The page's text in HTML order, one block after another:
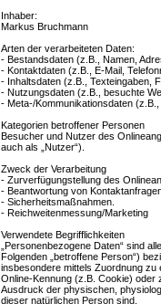
Inhaber:
Markus Bruchmann
Arten der verarbeiteten Daten:
- Bestandsdaten (z.B., Namen,
- Kontaktdaten (z.B., E-Mail,
- Inhaltsdaten (z.B., Texteingaben,
- Nutzungsdaten (z.B., besuchte
- Meta-/Kommunikationsdaten
Kategorien betroffener Personen
Besucher und Nutzer des
auch als „Nutzer“).
Zweck der Verarbeitung
- Zurverfügungstellung des
- Beantwortung von
- Sicherheitsmaßnahmen.
- Reichweitenmessung/Marketing
Verwendete Begrifflichkeiten
„Personenbezogene Daten“ sind
Folgenden „betroffene Person“)
insbesondere mittels Zuordnung zu
Online-Kennung (z.B. Cookie) oder
Ausdruck der physischen,
dieser natürlichen Person sind.